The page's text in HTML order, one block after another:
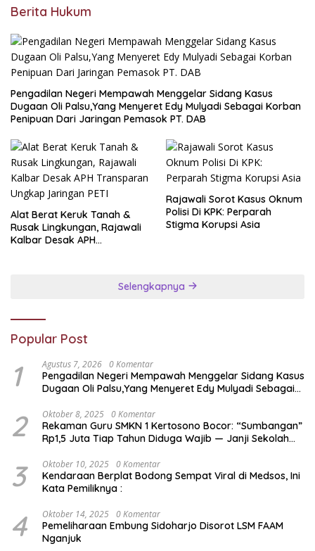
Berita Hukum
Pengadilan Negeri Mempawah Menggelar Sidang Kasus
Dugaan Oli Palsu,Yang Menyeret Edy Mulyadi Sebagai Korban
Penipuan Dari Jaringan Pemasok PT. DAB
Alat Berat Keruk Tanah &
Rusak Lingkungan, Rajawali
Kalbar Desak APH
Rajawali Sorot Kasus Oknum
Polisi Di KPK: Perparah
Stigma Korupsi Asia
Selengkapnya
Popular Post
1 Agustus 7, 2026 0 Komentar
Pengadilan Negeri Mempawah Menggelar Sidang Kasus
Dugaan Oli Palsu,Yang Menyeret Edy Mulyadi Sebagai
2 Oktober 8, 2025 0 Komentar
Rekaman Guru SMKN 1 Kertosono Bocor: “Sumbangan”
Rp1,5 Juta Tiap Tahun Diduga Wajib — Janji Sekolah
3 Oktober 10, 2025 0 Komentar
Kendaraan Berplat Bodong Sempat Viral di Medsos, Ini
Kata Pemiliknya :
4 Oktober 14, 2025 0 Komentar
Pemeliharaan Embung Sidoharjo Disorot LSM FAAM
Nganjuk